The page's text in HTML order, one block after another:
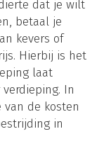
dat je wilt
betaal je
kevers of
Hierbij is het
laat
In
de kosten
in